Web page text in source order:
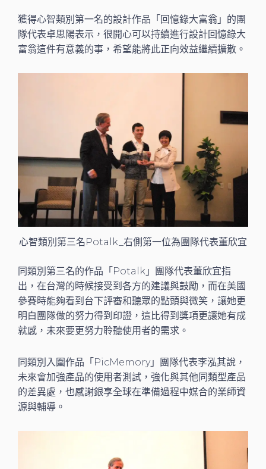
獲得心智類別第一名的設計作品「回憶錄大富翁」的團
隊代表卓思陽表示，很開心可以持續進行設計回憶錄大
富翁這件有意義的事，希望能將此正向效益繼續擴散。
心智類別第三名Potalk_右側第一位為團隊代表董欣宜
同類別第三名的作品「Potalk」團隊代表董欣宜指
出，在台灣的時候接受到各方的建議與鼓勵，而在美國
參賽時能夠看到台下評審和聽眾的點頭與微笑，讓她更
明白團隊做的努力得到印證，這比得到獎項更讓她有成
就感，未來要更努力聆聽使用者的需求。
同類別入圍作品「PicMemory」團隊代表李泓其說，
未來會加強產品的使用者測試，強化與其他同類型產品
的差異處，也感謝銀享全球在準備過程中媒合的業師資
源與輔導。